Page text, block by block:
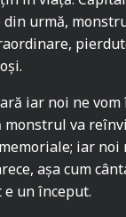
urmă,
iar noi ne
monstrul va
iar
așa cum
un început.